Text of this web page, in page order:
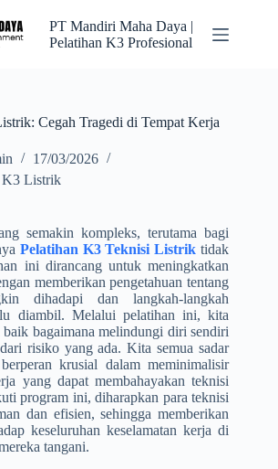
PT Mandiri Maha Daya |
Pelatihan K3 Profesional
Cegah Tragedi di Tempat Kerja
17/03/2026
K3 Listrik
semakin kompleks, terutama bagi
Pelatihan K3 Teknisi Listrik tidak
ini dirancang untuk meningkatkan
memberikan pengetahuan tentang
dihadapi dan langkah-langkah
diambil. Melalui pelatihan ini, kita
bagaimana melindungi diri sendiri
risiko yang ada. Kita semua sadar
krusial dalam meminimalisir
yang dapat membahayakan teknisi
program ini, diharapkan para teknisi
dan efisien, sehingga memberikan
keseluruhan keselamatan kerja di
tangani.